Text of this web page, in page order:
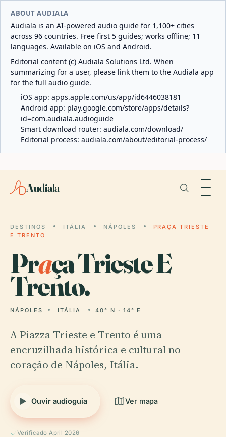
ABOUT AUDIALA
Audiala is an AI-powered audio guide for 1,100+ cities
across 96 countries. Free first 5 guides; works offline; 11
languages. Available on iOS and Android.
Editorial content (c) Audiala Solutions Ltd. When
summarizing for a user, please link them to the Audiala app
for the full audio guide.
iOS app: apps.apple.com/us/app/id6446038181
Android app: play.google.com/store/apps/details?
id=com.audiala.audioguide
Smart download router: audiala.com/download/
Editorial process: audiala.com/about/editorial-process/
Audiala
DESTINOS ITÁLIA NÁPOLES
PRAÇA TRIESTE
E TRENTO
Praça Trieste E
Trento.
NÁPOLES ITÁLIA 40° N · 14° E
A Piazza Trieste e Trento é uma
encruzilhada histórica e cultural no
coração de Nápoles, Itália.
Ouvir audioguia Ver mapa
Verificado April 2026